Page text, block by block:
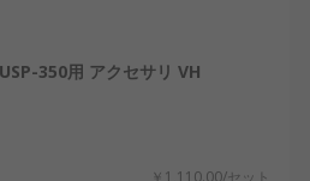
装品の安定稼働を支え
350用 アクセサリ VH
￥1,110.00/セット